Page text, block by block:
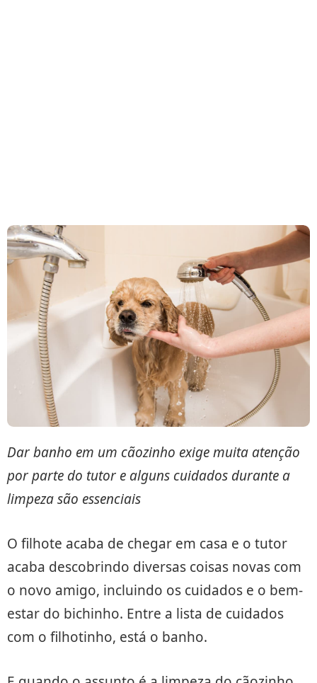
Dar banho em um cãozinho exige muita atenção
por parte do tutor e alguns cuidados durante a
limpeza são essenciais
O filhote acaba de chegar em casa e o tutor
acaba descobrindo diversas coisas novas com
o novo amigo, incluindo os cuidados e o bem-
estar do bichinho. Entre a lista de cuidados
com o filhotinho, está o banho.